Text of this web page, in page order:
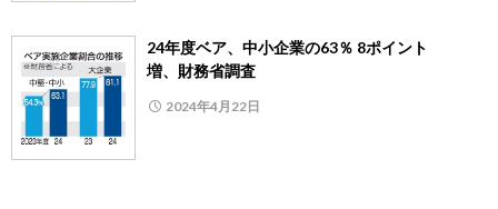
24年度ベア、中小企業の63％ 8ポイント
増、財務省調査
2024年4月22日